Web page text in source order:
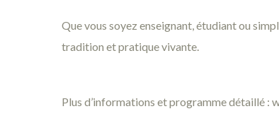
Que vous soyez enseignant, étudiant ou
tradition et pratique vivante.
Plus d’informations et programme détaillé :